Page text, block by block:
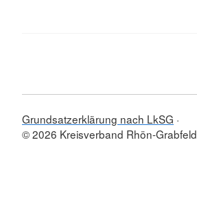
Grundsatzerklärung nach LkSG
© 2026 Kreisverband Rhön-Grabfeld